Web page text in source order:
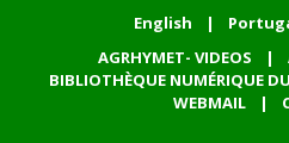
English |
AGRHYMET- VIDEOS
|
BIBLIOTHÈQUE NUMÉRIQUE
WEBMAIL
|